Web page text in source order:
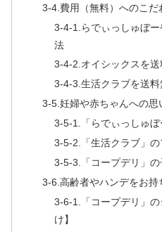
3-4.費用（無料）へのこだ
3-4-1.らでぃっしゅぼ
法
3-4-2.オイシックスを
3-4-3.生活クラブを送
3-5.妊婦や赤ちゃんへの思
3-5-1.「らでぃっしゅ
3-5-2.「生活クラブ」
3-5-3.「コープデリ」の
3-6.高齢者やハンデをお持
3-6-1.「コープデリ」
け】